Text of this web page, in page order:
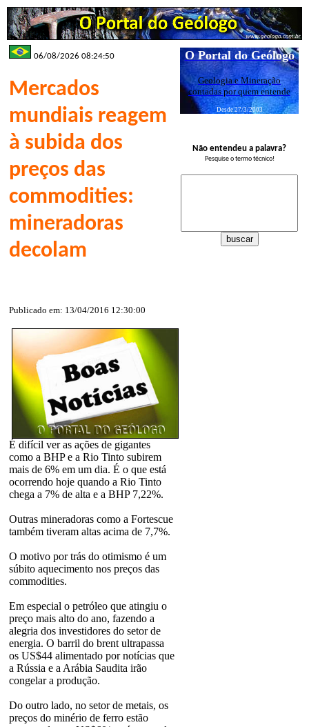
06/08/2026 08:24:50
Mercados
mundiais reagem
à subida dos
preços das
commodities:
mineradoras
decolam
Publicado em: 13/04/2016 12:30:00
É difícil ver as ações de gigantes
como a BHP e a Rio Tinto subirem
mais de 6% em um dia. É o que está
ocorrendo hoje quando a Rio Tinto
chega a 7% de alta e a BHP 7,22%.
Outras mineradoras como a Fortescue
também tiveram altas acima de 7,7%.
O motivo por trás do otimismo é um
súbito aquecimento nos preços das
commodities.
Em especial o petróleo que atingiu o
preço mais alto do ano, fazendo a
alegria dos investidores do setor de
energia. O barril do brent ultrapassa
os US$44 alimentado por notícias que
a Rússia e a Arábia Saudita irão
congelar a produção.
Do outro lado, no setor de metais, os
preços do minério de ferro estão
O Portal do Geólogo
Geologia e Mineração
contadas por quem entende
Desde 27/3/2003
Não entendeu a palavra?
Pesquise o termo técnico!